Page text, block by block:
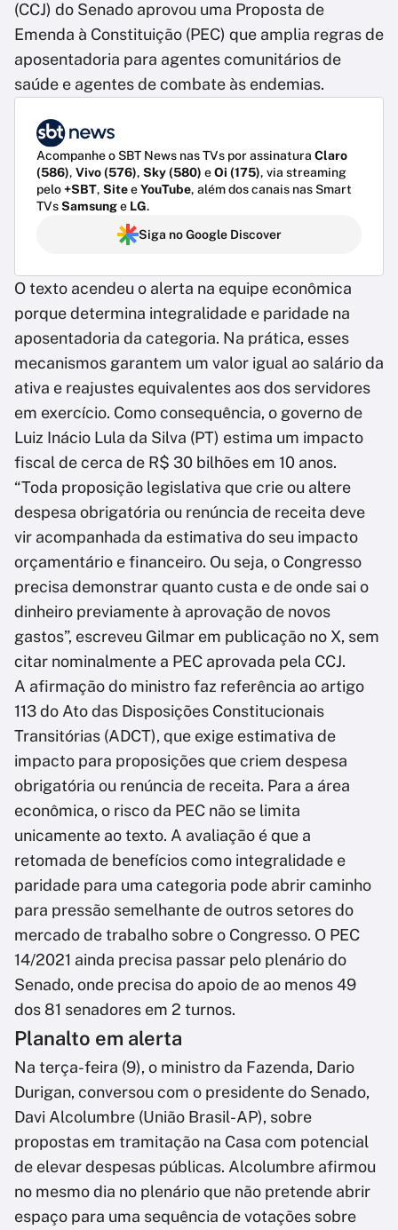
(CCJ) do Senado aprovou uma Proposta de
Emenda à Constituição (PEC) que amplia regras de
aposentadoria para agentes comunitários de
saúde e agentes de combate às endemias.
Acompanhe o SBT News nas TVs por assinatura Claro
(586), Vivo (576), Sky (580) eOi (175), via streaming
pelo+SBT, SiteeYouTube, além dos canais nas Smart
TVsSamsunge LG.
Siga no Google Discover
O texto acendeu o alerta na equipe econômica
porque determina integralidade e paridade na
aposentadoria da categoria. Na prática, esses
mecanismos garantem um valor igual ao salário da
ativa e reajustes equivalentes aos dos servidores
em exercício. Como consequência, o governo de
Luiz Inácio Lula da Silva (PT) estima um impacto
fiscal de cerca de R$ 30 bilhões em 10 anos.
“Toda proposição legislativa que crie ou altere
despesa obrigatória ou renúncia de receita deve
vir acompanhada da estimativa do seu impacto
orçamentário e financeiro. Ou seja, o Congresso
precisa demonstrar quanto custa e de onde sai o
dinheiro previamente à aprovação de novos
gastos”, escreveu Gilmar em publicação no X, sem
citar nominalmente a PEC aprovada pela CCJ.
A afirmação do ministro faz referência ao artigo
113 do Ato das Disposições Constitucionais
Transitórias (ADCT), que exige estimativa de
impacto para proposições que criem despesa
obrigatória ou renúncia de receita. Para a área
econômica, o risco da PEC não se limita
unicamente ao texto. A avaliação é que a
retomada de benefícios como integralidade e
paridade para uma categoria pode abrir caminho
para pressão semelhante de outros setores do
mercado de trabalho sobre o Congresso. O PEC
14/2021 ainda precisa passar pelo plenário do
Senado, onde precisa do apoio de ao menos 49
dos 81 senadores em 2 turnos.
Planalto em alerta
Na terça-feira (9), o ministro da Fazenda, Dario
Durigan, conversou com o presidente do Senado,
Davi Alcolumbre (União Brasil-AP), sobre
propostas em tramitação na Casa com potencial
de elevar despesas públicas. Alcolumbre afirmou
no mesmo dia no plenário que não pretende abrir
espaço para uma sequência de votações sobre